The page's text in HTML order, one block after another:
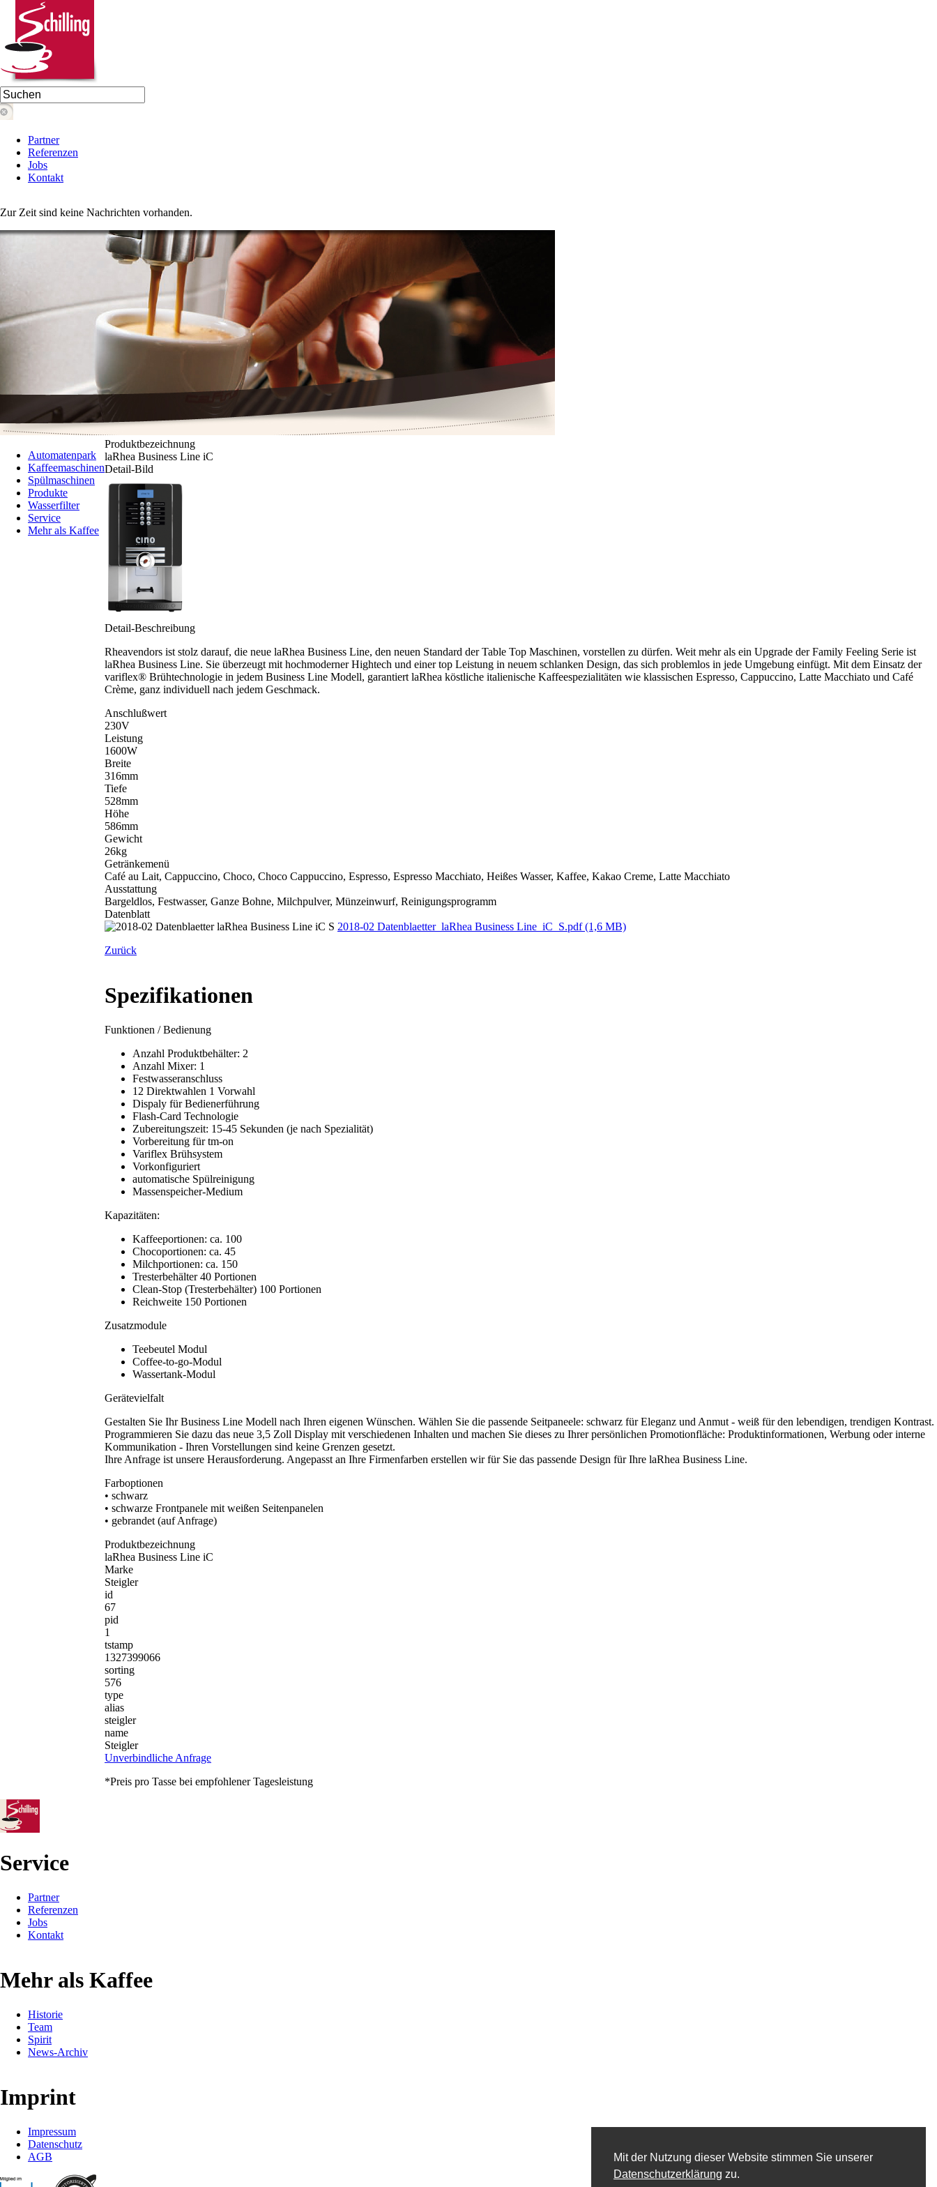
Mit der Nutzung dieser Website stimmen Sie unserer
Datenschutzerklärung zu.
Partner
Referenzen
Jobs
Kontakt
Zur Zeit sind keine Nachrichten vorhanden.
Automatenpark
Kaffeemaschinen
Spülmaschinen
Produkte
Wasserfilter
Service
Mehr als Kaffee
Produktbezeichnung
laRhea Business Line iC
Detail-Bild
Detail-Beschreibung
Rheavendors ist stolz darauf, die neue laRhea Business Line, den neuen Standard der Table Top Maschinen, vorstellen zu dürfen. Weit mehr als ein Upgrade der Family Feeling Serie ist
laRhea Business Line. Sie überzeugt mit hochmoderner Hightech und einer top Leistung in neuem schlanken Design, das sich problemlos in jede Umgebung einfügt. Mit dem Einsatz der
variflex® Brühtechnologie in jedem Business Line Modell, garantiert laRhea köstliche italienische Kaffeespezialitäten wie klassischen Espresso, Cappuccino, Latte Macchiato und Café
Crème, ganz individuell nach jedem Geschmack.
Anschlußwert
230V
Leistung
1600W
Breite
316mm
Tiefe
528mm
Höhe
586mm
Gewicht
26kg
Getränkemenü
Café au Lait, Cappuccino, Choco, Choco Cappuccino, Espresso, Espresso Macchiato, Heißes Wasser, Kaffee, Kakao Creme, Latte Macchiato
Ausstattung
Bargeldlos, Festwasser, Ganze Bohne, Milchpulver, Münzeinwurf, Reinigungsprogramm
Datenblatt
2018-02 Datenblaetter_laRhea Business Line_iC_S.pdf (1,6 MB)
Zurück
Spezifikationen
Funktionen / Bedienung
Anzahl Produktbehälter: 2
Anzahl Mixer: 1
Festwasseranschluss
12 Direktwahlen 1 Vorwahl
Dispaly für Bedienerführung
Flash-Card Technologie
Zubereitungszeit: 15-45 Sekunden (je nach Spezialität)
Vorbereitung für tm-on
Variflex Brühsystem
Vorkonfiguriert
automatische Spülreinigung
Massenspeicher-Medium
Kapazitäten:
Kaffeeportionen: ca. 100
Chocoportionen: ca. 45
Milchportionen: ca. 150
Tresterbehälter 40 Portionen
Clean-Stop (Tresterbehälter) 100 Portionen
Reichweite 150 Portionen
Zusatzmodule
Teebeutel Modul
Coffee-to-go-Modul
Wassertank-Modul
Gerätevielfalt
Gestalten Sie Ihr Business Line Modell nach Ihren eigenen Wünschen. Wählen Sie die passende Seitpaneele: schwarz für Eleganz und Anmut - weiß für den lebendigen, trendigen Kontrast.
Programmieren Sie dazu das neue 3,5 Zoll Display mit verschiedenen Inhalten und machen Sie dieses zu Ihrer persönlichen Promotionfläche: Produktinformationen, Werbung oder interne
Kommunikation - Ihren Vorstellungen sind keine Grenzen gesetzt.
Ihre Anfrage ist unsere Herausforderung. Angepasst an Ihre Firmenfarben erstellen wir für Sie das passende Design für Ihre laRhea Business Line.
Farboptionen
• schwarz
• schwarze Frontpanele mit weißen Seitenpanelen
• gebrandet (auf Anfrage)
Produktbezeichnung
laRhea Business Line iC
Marke
Steigler
id
67
pid
1
tstamp
1327399066
sorting
576
type
alias
steigler
name
Steigler
Unverbindliche Anfrage
*Preis pro Tasse bei empfohlener Tagesleistung
Service
Partner
Referenzen
Jobs
Kontakt
Mehr als Kaffee
Historie
Team
Spirit
News-Archiv
Imprint
Impressum
Datenschutz
AGB